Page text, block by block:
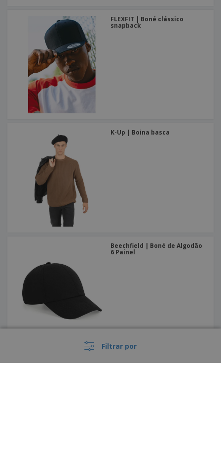
Filtrar por
FLEXFIT | Boné clássico
snapback
K-Up | Boina basca
Beechfield | Boné de Algodão
6 Painel
BILGOLA